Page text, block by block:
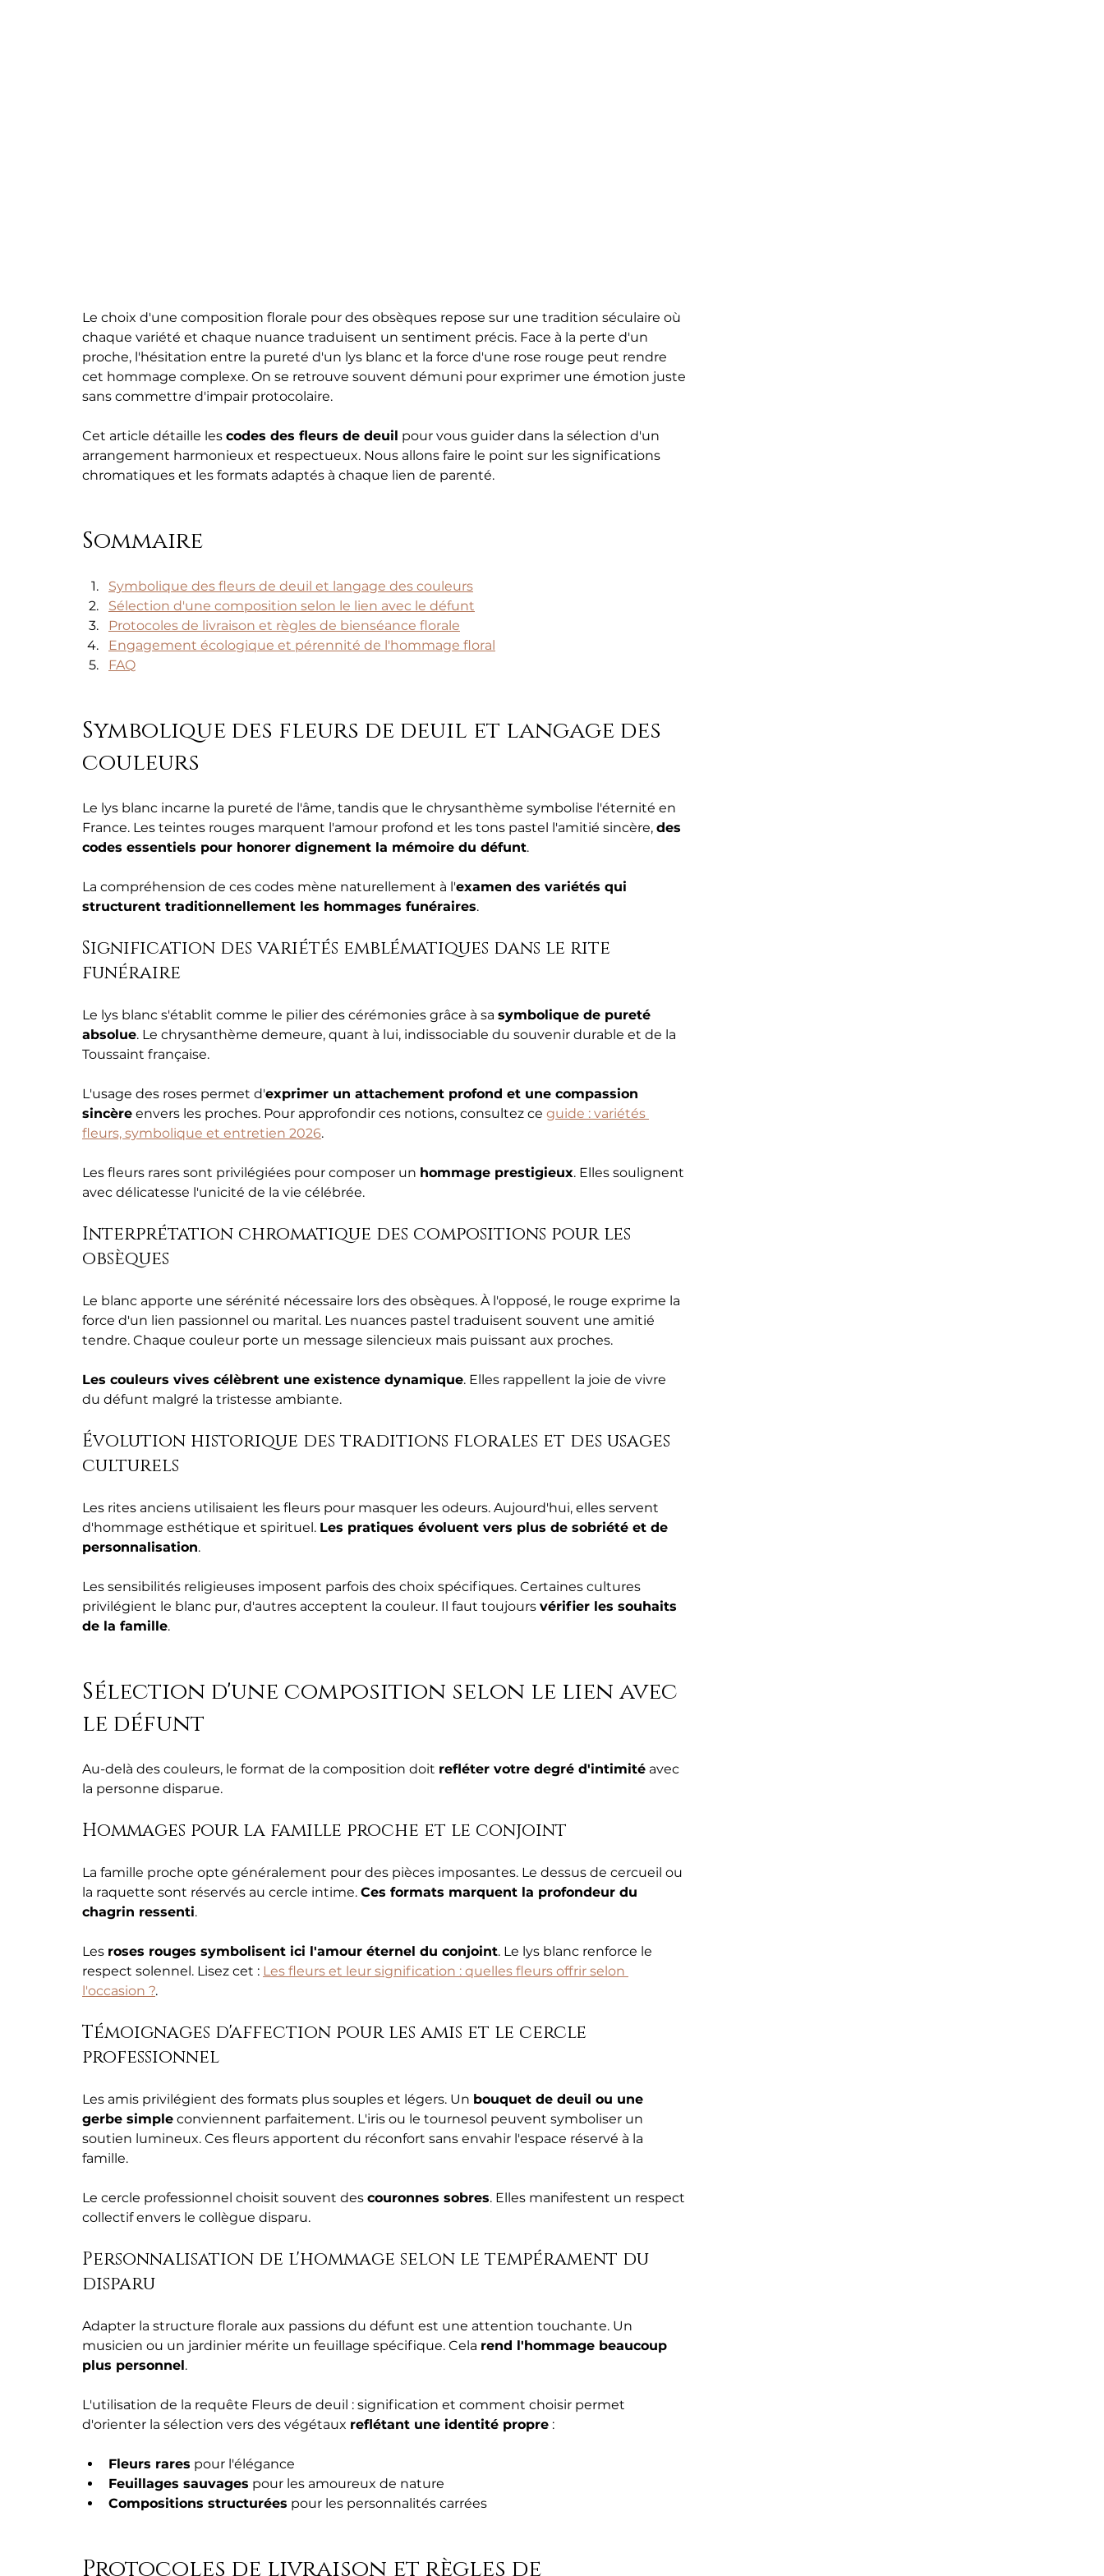
Le choix d'une composition florale pour des obsèques repose sur une tradition séculaire où
chaque variété et chaque nuance traduisent un sentiment précis. Face à la perte d'un
proche, l'hésitation entre la pureté d'un lys blanc et la force d'une rose rouge peut rendre
cet hommage complexe. On se retrouve souvent démuni pour exprimer une émotion juste
sans commettre d'impair protocolaire.
Cet article détaille les codes des fleurs de deuil pour vous guider dans la sélection d'un
arrangement harmonieux et respectueux. Nous allons faire le point sur les significations
chromatiques et les formats adaptés à chaque lien de parenté.
Sommaire
Symbolique des fleurs de deuil et langage des couleurs
Sélection d'une composition selon le lien avec le défunt
Protocoles de livraison et règles de bienséance florale
Engagement écologique et pérennité de l'hommage floral
FAQ
Symbolique des fleurs de deuil et langage des
couleurs
Le lys blanc incarne la pureté de l'âme, tandis que le chrysanthème symbolise l'éternité en
France. Les teintes rouges marquent l'amour profond et les tons pastel l'amitié sincère, des
codes essentiels pour honorer dignement la mémoire du défunt.
La compréhension de ces codes mène naturellement à l'examen des variétés qui
structurent traditionnellement les hommages funéraires.
Signification des variétés emblématiques dans le rite
funéraire
Le lys blanc s'établit comme le pilier des cérémonies grâce à sa symbolique de pureté
absolue. Le chrysanthème demeure, quant à lui, indissociable du souvenir durable et de la
Toussaint française.
L'usage des roses permet d'exprimer un attachement profond et une compassion
sincère envers les proches. Pour approfondir ces notions, consultez ce guide : variétés
fleurs, symbolique et entretien 2026.
Les fleurs rares sont privilégiées pour composer un hommage prestigieux. Elles soulignent
avec délicatesse l'unicité de la vie célébrée.
Interprétation chromatique des compositions pour les
obsèques
Le blanc apporte une sérénité nécessaire lors des obsèques. À l'opposé, le rouge exprime la
force d'un lien passionnel ou marital. Les nuances pastel traduisent souvent une amitié
tendre. Chaque couleur porte un message silencieux mais puissant aux proches.
Les couleurs vives célèbrent une existence dynamique. Elles rappellent la joie de vivre
du défunt malgré la tristesse ambiante.
Évolution historique des traditions florales et des usages
culturels
Les rites anciens utilisaient les fleurs pour masquer les odeurs. Aujourd'hui, elles servent
d'hommage esthétique et spirituel. Les pratiques évoluent vers plus de sobriété et de
personnalisation.
Les sensibilités religieuses imposent parfois des choix spécifiques. Certaines cultures
privilégient le blanc pur, d'autres acceptent la couleur. Il faut toujours vérifier les souhaits
de la famille.
Sélection d'une composition selon le lien avec
le défunt
Au-delà des couleurs, le format de la composition doit refléter votre degré d'intimité avec
la personne disparue.
Hommages pour la famille proche et le conjoint
La famille proche opte généralement pour des pièces imposantes. Le dessus de cercueil ou
la raquette sont réservés au cercle intime. Ces formats marquent la profondeur du
chagrin ressenti.
Les roses rouges symbolisent ici l'amour éternel du conjoint. Le lys blanc renforce le
respect solennel. Lisez cet : Les fleurs et leur signification : quelles fleurs offrir selon
l'occasion ?.
Témoignages d'affection pour les amis et le cercle
professionnel
Les amis privilégient des formats plus souples et légers. Un bouquet de deuil ou une
gerbe simple conviennent parfaitement. L'iris ou le tournesol peuvent symboliser un
soutien lumineux. Ces fleurs apportent du réconfort sans envahir l'espace réservé à la
famille.
Le cercle professionnel choisit souvent des couronnes sobres. Elles manifestent un respect
collectif envers le collègue disparu.
Personnalisation de l'hommage selon le tempérament du
disparu
Adapter la structure florale aux passions du défunt est une attention touchante. Un
musicien ou un jardinier mérite un feuillage spécifique. Cela rend l'hommage beaucoup
plus personnel.
L'utilisation de la requête Fleurs de deuil : signification et comment choisir permet
d'orienter la sélection vers des végétaux reflétant une identité propre :
Fleurs rares pour l'élégance
Feuillages sauvages pour les amoureux de nature
Compositions structurées pour les personnalités carrées
Protocoles de livraison et règles de